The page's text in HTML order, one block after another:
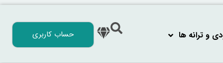
و ترانه‌ ها حساب کاربری